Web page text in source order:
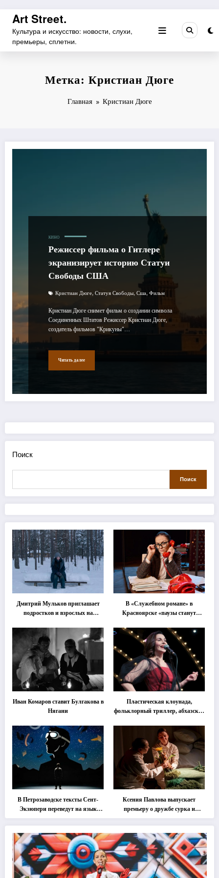
Перейти
содержимому
Art Street.
Культура и искусство: новости, слухи,
премьеры, сплетни.
Метка: Кристиан Дюге
Главная Кристиан Дюге
КИНО
Режиссер фильма о Гитлере
экранизирует историю Статуи
Свободы США
Кристиан Дюге, Статуя Свободы, Сша, Фильм
Кристиан Дюге снимет фильм о создании символа
Соединенных Штатов Режиссер Кристиан Дюге,
создатель фильмов "Крикуны"…
Читать далее
Поиск
Поиск
Дмитрий Мульков приглашает
подростков и взрослых на
В «Служебном романе» в
Красноярске «паузы станут
Иван Комаров ставит Булгакова в
Нягани
Пластическая клоунада,
фольклорный триллер, абхазская
втором этапе фестиваля
«Монокль»
В Петрозаводске тексты Сент-
Экзюпери переведут на язык
современной хореографии
Ксения Павлова выпускает
премьеру о дружбе сурка и
одуванчика